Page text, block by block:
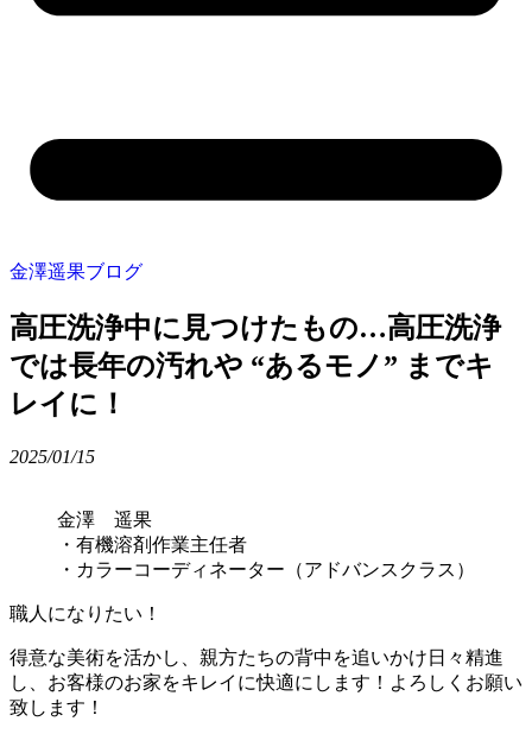
金澤遥果ブログ
高圧洗浄中に見つけたもの…高圧洗浄
では長年の汚れや “あるモノ” までキ
レイに！
2025/01/15
金澤 遥果
・有機溶剤作業主任者
・カラーコーディネーター（アドバンスクラス）
職人になりたい！
得意な美術を活かし、親方たちの背中を追いかけ日々精進
し、お客様のお家をキレイに快適にします！よろしくお願い
致します！